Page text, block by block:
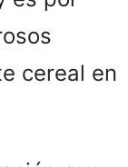
cereal en